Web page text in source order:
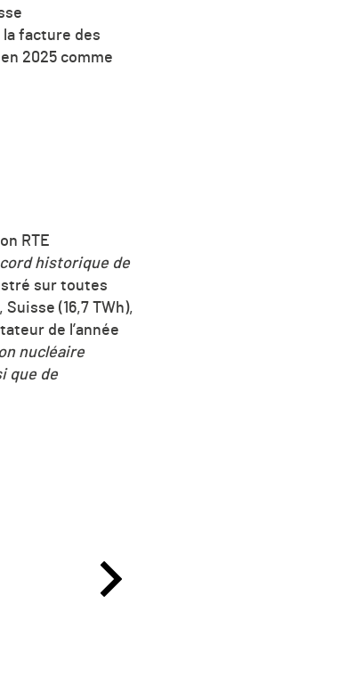
facture des
2025 comme
RTE
historique de
sur toutes
(16,7 TWh),
de l’année
nucléaire
que de